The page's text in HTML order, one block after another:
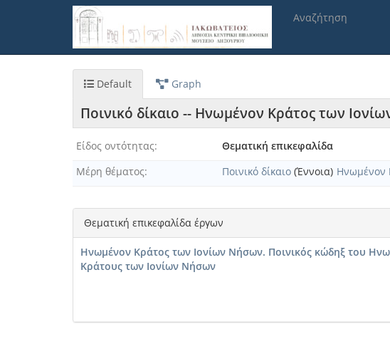
Αναζήτηση
Default Graph
Ποινικό δίκαιο -- Ηνωμένον Κράτος των
Είδος οντότητας
Θεματική επικεφαλίδα
Μέρη θέματος
Ποινικό δίκαιο (Έννοια) Ηνωμένον
Θεματική επικεφαλίδα έργων
Ηνωμένον Κράτος των Ιονίων Νήσων. Ποινικός κώδηξ του
Κράτους των Ιονίων Νήσων